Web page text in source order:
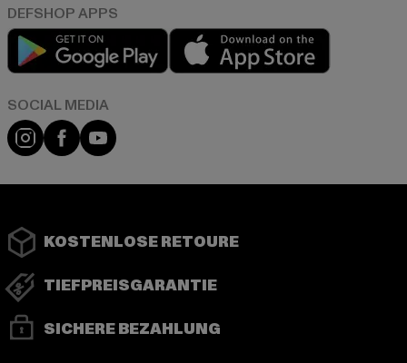
Play market
Instagram
FacebookYouTube
KOSTENLOSE RETOURE
TIEFPREISGARANTIE
SICHERE BEZAHLUNG